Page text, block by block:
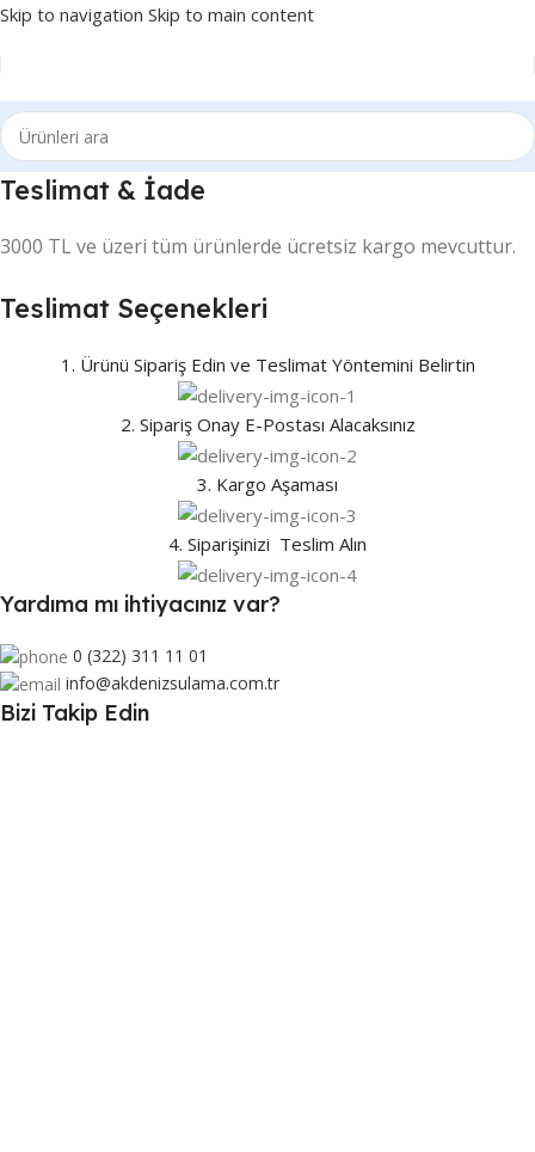
Skip to navigation Skip to main content
Teslimat & İade
3000 TL ve üzeri tüm ürünlerde ücretsiz kargo mevcuttur.
Teslimat Seçenekleri
1. Ürünü Sipariş Edin ve Teslimat Yöntemini Belirtin
2. Sipariş Onay E-Postası Alacaksınız
3. Kargo Aşaması
4. Siparişinizi Teslim Alın
Yardıma mı ihtiyacınız var?
0 (322) 311 11 01
info@akdenizsulama.com.tr
Bizi Takip Edin